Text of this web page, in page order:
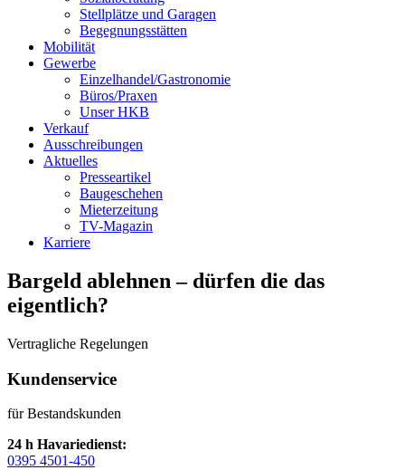
Stellplätze und Garagen
Begegnungsstätten
Mobilität
Gewerbe
Einzelhandel/Gastronomie
Büros/Praxen
Unser HKB
Verkauf
Ausschreibungen
Aktuelles
Presseartikel
Baugeschehen
Mieterzeitung
TV-Magazin
Karriere
Bargeld ablehnen – dürfen die das
eigentlich?
Vertragliche Regelungen
Kundenservice
für Bestandskunden
24 h Havariedienst:
0395 4501-450